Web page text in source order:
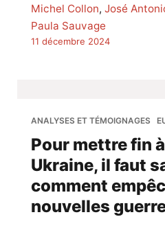
Michel Collon, José
Paula Sauvage
11 décembre 2024
ANALYSES ET TÉMOIGNAGES
Pour mettre fin
Ukraine, il faut
comment
nouvelles